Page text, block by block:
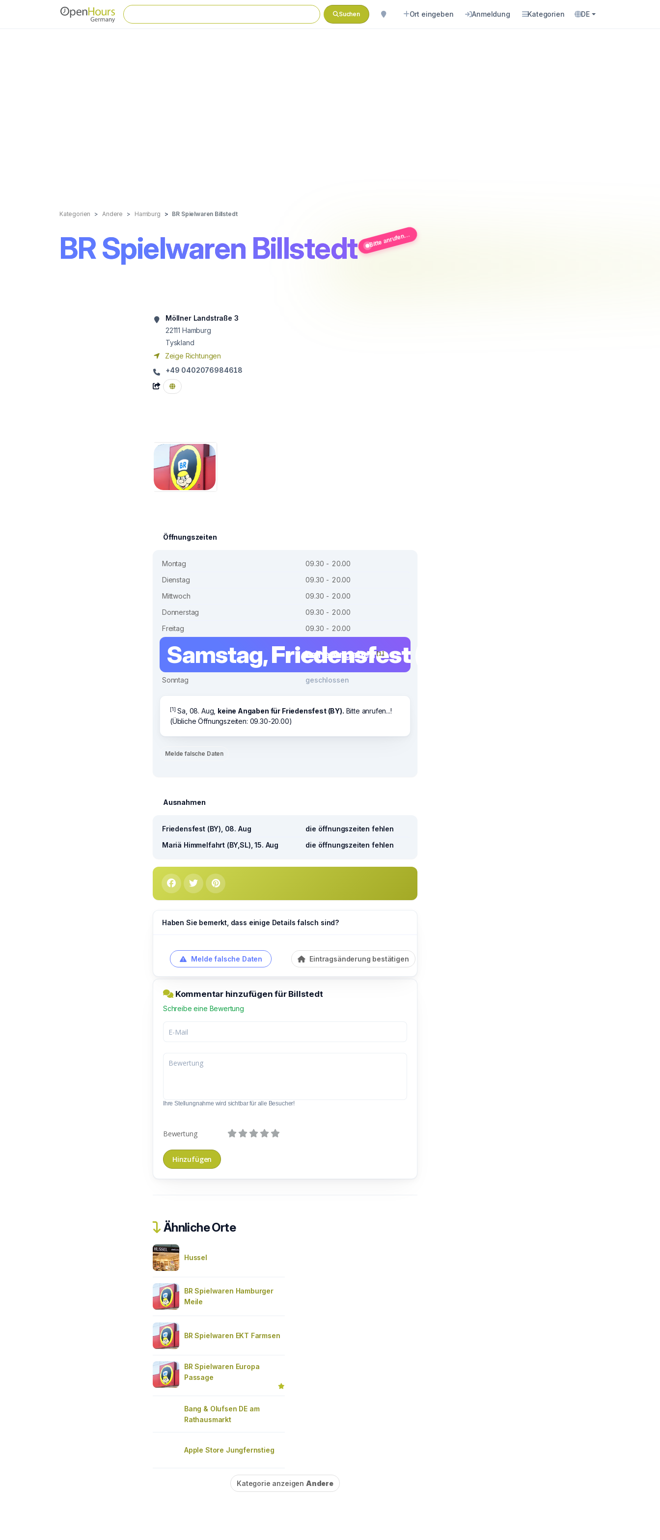
Suchen Ort eingeben Anmeldung Kategorien DE
Kategorien Andere Hamburg BR Spielwaren Billstedt
BR Spielwaren Billstedt Bitte anrufen...
Möllner Landstraße 3
22111 Hamburg
Tyskland
Zeige Richtungen
+49 0402076984618
Öffnungszeiten
Montag
09.30 - 20.00
Dienstag
09.30 - 20.00
Mittwoch
09.30 - 20.00
Donnerstag
09.30 - 20.00
Freitag
09.30 - 20.00
Samstag,Friedensfest (BY), 08. Aug
keine Angaben [1]
Sonntag geschlossen
[1] Sa, 08. Aug, keine Angaben für Friedensfest (BY). Bitte anrufen...!
(Übliche Öffnungszeiten: 09.30-20.00)
Melde falsche Daten
Ausnahmen
Friedensfest (BY), 08. Aug
die öffnungszeiten fehlen
Mariä Himmelfahrt (BY,SL), 15. Aug
die öffnungszeiten fehlen
Haben Sie bemerkt, dass einige Details falsch sind?
Melde falsche Daten Eintragsänderung bestätigen
Kommentar hinzufügen für Billstedt
Schreibe eine Bewertung
Ihre Stellungnahme wird sichtbar für alle Besucher!
Bewertung
Ähnliche Orte
Hussel
BR Spielwaren Hamburger
Meile
BR Spielwaren EKT Farmsen
BR Spielwaren Europa
Passage
Bang & Olufsen DE am
Rathausmarkt
Apple Store Jungfernstieg
Kategorie anzeigen Andere